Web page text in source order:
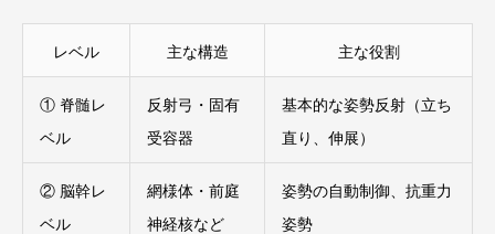
レベル 主な構造 主な役割
① 脊髄レ
ベル
反射弓・固有
受容器
基本的な姿勢反射（立ち
直り、伸展）
② 脳幹レ
ベル
網様体・前庭
神経核など
姿勢の自動制御、抗重力
姿勢